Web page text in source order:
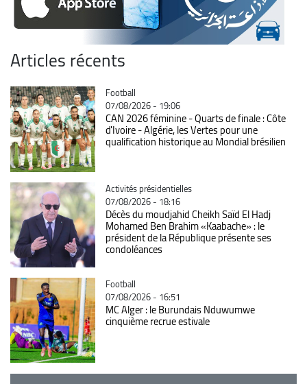
Articles récents
Catégorie
Football
07/08/2026 - 19:06
CAN 2026 féminine - Quarts de finale : Côte
d'Ivoire - Algérie, les Vertes pour une
qualification historique au Mondial brésilien
Catégorie
Activités présidentielles
07/08/2026 - 18:16
Décès du moudjahid Cheikh Saïd El Hadj
Mohamed Ben Brahim «Kaabache» : le
président de la République présente ses
condoléances
Catégorie
Football
07/08/2026 - 16:51
MC Alger : le Burundais Nduwumwe
cinquième recrue estivale